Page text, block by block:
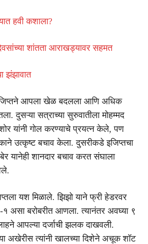
हवी कशाला?
शांतता आराखड्यावर सहमत
झंझावात
आपला खेळ बदलला आणि अधिक
दुसऱ्या सत्राच्या सुरुवातीला मोहम्मद
यांनी गोल करण्याचे प्रयत्न केले, पण
उत्कृष्ट बचाव केला. दुसरीकडे इजिप्तचा
यानेही शानदार बचाव करत संघाला
यश मिळाले. झिझो याने फ्री हेडरवर
असा बरोबरीत आणला. त्यानंतर अवघ्या ९
आपल्या दर्जाची झलक दाखवली.
अखेरीस त्यांनी खालच्या दिशेने अचूक शॉट